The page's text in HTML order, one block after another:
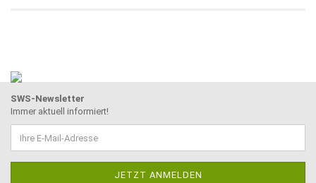
SWS-Newsletter
Immer aktuell informiert!